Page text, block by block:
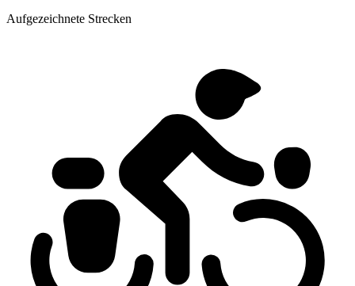
Aufgezeichnete Strecken